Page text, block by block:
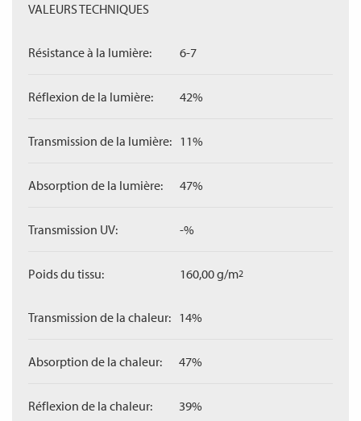
VALEURS TECHNIQUES
Résistance à la lumière: 6-7
Réflexion de la lumière: 42%
Transmission de la lumière: 11%
Absorption de la lumière: 47%
Transmission UV: -%
Poids du tissu: 160,00 g/m2
Transmission de la chaleur: 14%
Absorption de la chaleur: 47%
Réflexion de la chaleur: 39%